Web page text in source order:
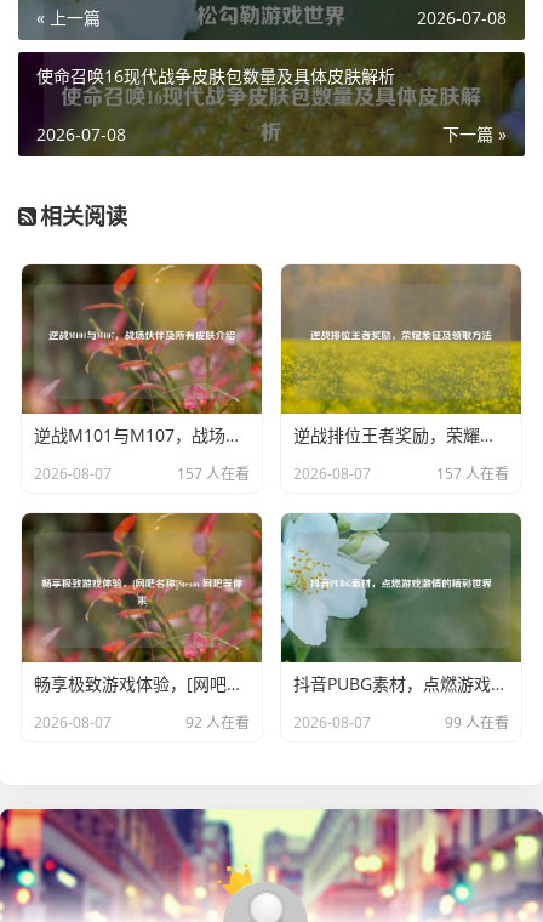
增添了几分女性的柔美。
女生头像的哪吒,可能会身着别具一格的服饰，不再是传统的
战甲样式，而是经过精心改良，更贴合女性身形，可能会在
战甲上添加一些飘逸的丝带，随着她的动作舞动，宛如风火
轮一般灵动，亦或是在服装的材质上选择更加轻盈的布料，
着火海轻松穿梭于战场之上。
在游戏的社交界面中,这样的女生头像哪吒一定会格外引人注
目，她代表着一种突破常规的勇气与创新，玩家们看到这个
头像，或许会好奇她在游戏中的玩法与策略，是否会有着不
同于男性哪吒的独特思路，她可能会成为团队中的一道亮丽
风景线，激励着队友们勇往直前，同时也给敌方带来意想不
到的视觉冲击。
王者荣耀哪吒女生头像,不仅仅是一种形象的转变，更是一种
对英雄角色多元理解的体现，它让我们看到，即使是原本充
满阳刚之气的英雄，也能以全新的姿态展现出别样的巾帼英
姿，为游戏世界增添了一抹独特的色彩，吸引着更多玩家去
探索和发现其中的魅力。
« 上一篇 2026-07-08
使命召唤16现代战争皮肤包数量及具体皮肤解析
下一篇 »
2026-07-08
相关阅读
逆战M101与M107，战场伙伴及所有皮肤介绍
2026-08-07 157 人在看
逆战排位王者奖励，荣耀象征及领取方法
2026-08-07 157 人在看
畅享极致游戏体验，[网吧名称]Steam 网吧等你来
2026-08-07 92 人在看
抖音PUBG素材，点燃游戏激情的精彩世界
2026-08-07 99 人在看